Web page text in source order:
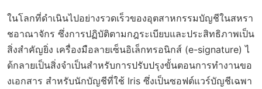
ในโลกที่ดำเนินไปอย่างรวดเร็วของอุตสาหกรรมบัญชีในสหรา
ชอาณาจักร ซึ่งการปฏิบัติตามกฎระเบียบและประสิทธิภาพเป็น
สิ่งสำคัญยิ่ง เครื่องมือลายเซ็นอิเล็กทรอนิกส์ (e-signature) ไ
ด้กลายเป็นสิ่งจำเป็นสำหรับการปรับปรุงขั้นตอนการทำงานขอ
งเอกสาร สำหรับนักบัญชีที่ใช้ Iris ซึ่งเป็นซอฟต์แวร์บัญชีเฉพา